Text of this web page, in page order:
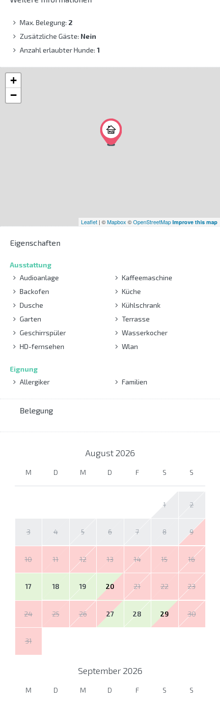
Max. Belegung: 2
Zusätzliche Gäste: Nein
Anzahl erlaubter Hunde: 1
+
−
Leaflet | ©Mapbox ©OpenStreetMap Improve this map
Eigenschaften
Ausstattung
Audioanlage
Backofen
Dusche
Garten
Geschirrspüler
HD-fernsehen
Kaffeemaschine
Küche
Kühlschrank
Terrasse
Wasserkocher
Wlan
Eignung
Allergiker
Familien
Belegung
August 2026
M D M D F S S
1 2
3 4 5 6 7 8 9
10 11 12 13 14 15 16
17 18 19 20 21 22 23
24 25 26 27 28 29 30
31
September 2026
M D M D F S S